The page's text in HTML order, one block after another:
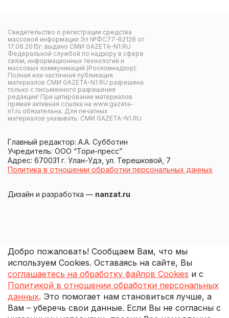
Свидетельство о регистрации средства
массовой информации Эл №ФС77-62128 от
17.06.2015г. выдано СМИ GAZETA-N1.RU
Федеральной службой по надзору в сфере
связи, информационных технологий и
массовых коммуникаций (Роскомнадзор).
Полная или частичная публикация
материалов СМИ GAZETA-N1.RU разрешена
только с письменного разрешения
редакции! При цитировании материалов
прямая активная ссылка на www.gazeta-
n1.ru обязательна. Для печатных
материалов указывать: СМИ GAZETA-N1.RU
Главный редактор: А.А. Субботин
Учредитель: ООО “Тори-пресс”
Адрес: 670031 г. Улан-Удэ, ул. Терешковой, 7
Политика в отношении обработки персональных данных
Дизайн и разработка — nanzat.ru
Добро пожаловать! Сообщаем Вам, что мы
используем Cookies. Оставаясь на сайте, Вы
соглашаетесь на обработку файлов Cookies и с
Политикой в отношении обработки персональных
данных. Это помогает нам становиться лучше, а
Вам – уберечь свои данные. Если Вы не согласны с